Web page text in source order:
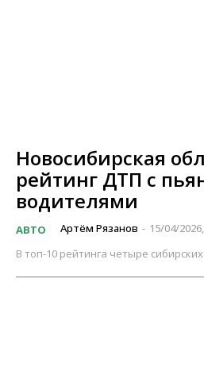
Новосибирская
рейтинг ДТП с
водителями
АВТО Артём Рязанов - 15/04/
В топ-10 рейтинга четыре